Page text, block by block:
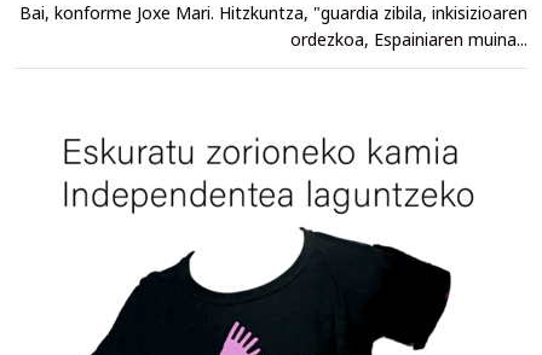
Bai, konforme Joxe Mari. Hitzkuntza, "guardia zibila, inkisizioaren
ordezkoa, Espainiaren muina...